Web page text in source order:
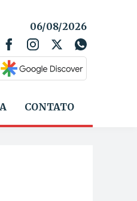
06/08/2026
CONTATO